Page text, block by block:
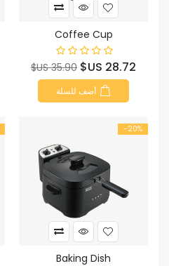
Coffee Cup
السعر
28.72 US$ السعر
الأساسي
35.90 US$
أضف للسلة
‎-20%
Baking Dish